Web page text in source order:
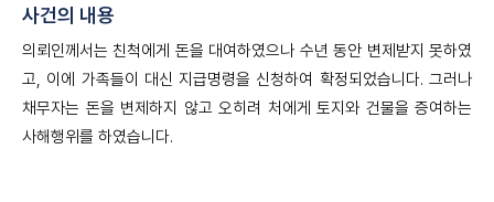
사건의 내용
의뢰인께서는 친척에게 돈을 대여하였으나 수년 동안 변제받지 못하였
고, 이에 가족들이 대신 지급명령을 신청하여 확정되었습니다. 그러나
채무자는 돈을 변제하지 않고 오히려 처에게 토지와 건물을 증여하는
사해행위를 하였습니다.